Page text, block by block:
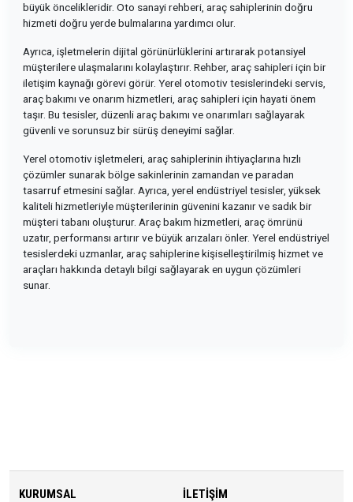
büyük öncelikleridir. Oto sanayi rehberi, araç sahiplerinin doğru
hizmeti doğru yerde bulmalarına yardımcı olur.
Ayrıca, işletmelerin dijital görünürlüklerini artırarak potansiyel
müşterilere ulaşmalarını kolaylaştırır. Rehber, araç sahipleri için bir
iletişim kaynağı görevi görür. Yerel otomotiv tesislerindeki servis,
araç bakımı ve onarım hizmetleri, araç sahipleri için hayati önem
taşır. Bu tesisler, düzenli araç bakımı ve onarımları sağlayarak
güvenli ve sorunsuz bir sürüş deneyimi sağlar.
Yerel otomotiv işletmeleri, araç sahiplerinin ihtiyaçlarına hızlı
çözümler sunarak bölge sakinlerinin zamandan ve paradan
tasarruf etmesini sağlar. Ayrıca, yerel endüstriyel tesisler, yüksek
kaliteli hizmetleriyle müşterilerinin güvenini kazanır ve sadık bir
müşteri tabanı oluşturur. Araç bakım hizmetleri, araç ömrünü
uzatır, performansı artırır ve büyük arızaları önler. Yerel endüstriyel
tesislerdeki uzmanlar, araç sahiplerine kişiselleştirilmiş hizmet ve
araçları hakkında detaylı bilgi sağlayarak en uygun çözümleri
sunar.
KURUMSAL İLETIŞIM